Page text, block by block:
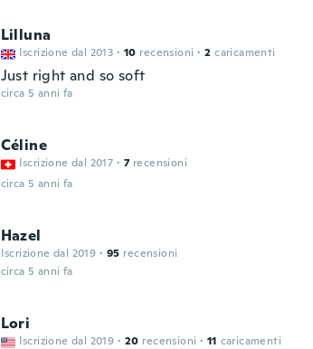
Lilluna
Iscrizione dal 2013 · 10 recensioni · 2 caricamenti
Just right and so soft
circa 5 anni fa
Céline
Iscrizione dal 2017 · 7 recensioni
circa 5 anni fa
Hazel
Iscrizione dal 2019 · 95 recensioni
circa 5 anni fa
Lori
Iscrizione dal 2019 · 20 recensioni · 11 caricamenti